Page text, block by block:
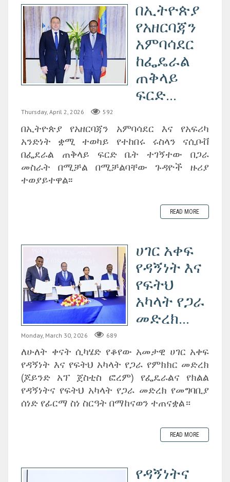
በኢትዮጵያ
የአዘርባጃን
አምባሳደር
ከፌዴራል
ጠቅላይ
ፍርድ...
Thursday, April 2, 2026 592
በኢትዮጵያ የአዘርባጃን አምባሳደር እና የአፍሪካ
አንድነት ቋሚ ተወካይ የተከበሩ ሩስላን ናሲቦቭ
በፌደራል ጠቅላይ ፍርድ ቤት ተገኝተው በጋራ
መስራት በሚቻል በሚቻልባቸው ጉዳዮች ዙሪያ
ተወያይተዋል፡፡
READ MORE
ሀገር አቀፍ
የዳኝነት እና
የፍትህ
አካላት የጋራ
መድረክ...
Monday, March 30, 2026 689
ለሁለት ቀናት ሲካሄድ የቆየው አመታዊ ሀገር አቀፍ
የዳኝነት እና የፍትህ አካላት የጋራ የምክክር መድረክ
(ጆይንድ አፕ ጀስቲስ ፎረም) የፌዴራልና የክልል
የዳኝነትና የፍትህ አካላት የጋራ መድረክ የመግባቢያ
ሰነድ የፊርማ ስነ ስርዓት በማከናወን ተጠናቋል።
READ MORE
የዳኝነትና